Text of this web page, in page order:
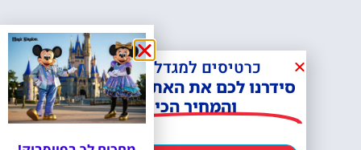
כרטיסים למגדל אייפל?
סידרנו לכם את האתר הכי אמין -
והמחיר הכי זול!